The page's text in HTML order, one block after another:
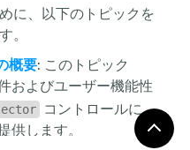
に、以下のトピックを
概要: このトピック
およびユーザー機能性
コントロールに
します。